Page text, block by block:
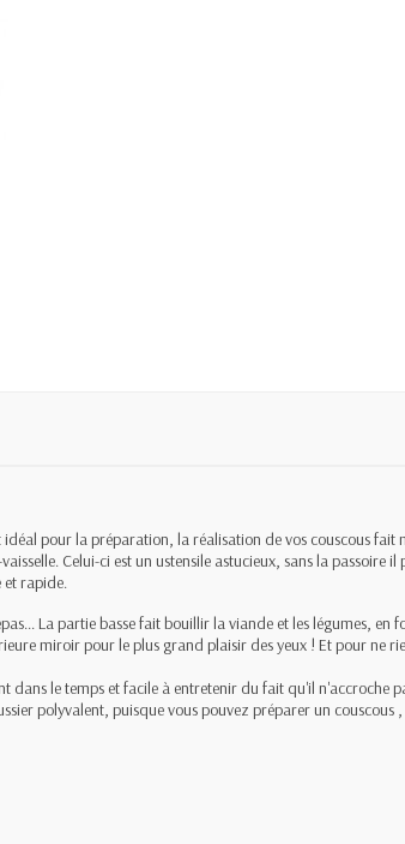
pour la préparation, la réalisation de vos couscous
Celui-ci est un ustensile astucieux, sans la
et rapide.
La partie basse fait bouillir la viande et les légumes,
miroir pour le plus grand plaisir des yeux ! Et pour ne
dans le temps et facile à entretenir du fait qu'il n'accroche
polyvalent, puisque vous pouvez préparer un